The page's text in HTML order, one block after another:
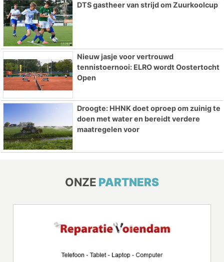
DTS gastheer van strijd om Zuurkoolcup
Nieuw jasje voor vertrouwd
tennistoernooi: ELRO wordt Oostertocht
Open
Droogte: HHNK doet oproep om zuinig te
doen met water en bereidt verdere
maatregelen voor
ONZE PARTNERS